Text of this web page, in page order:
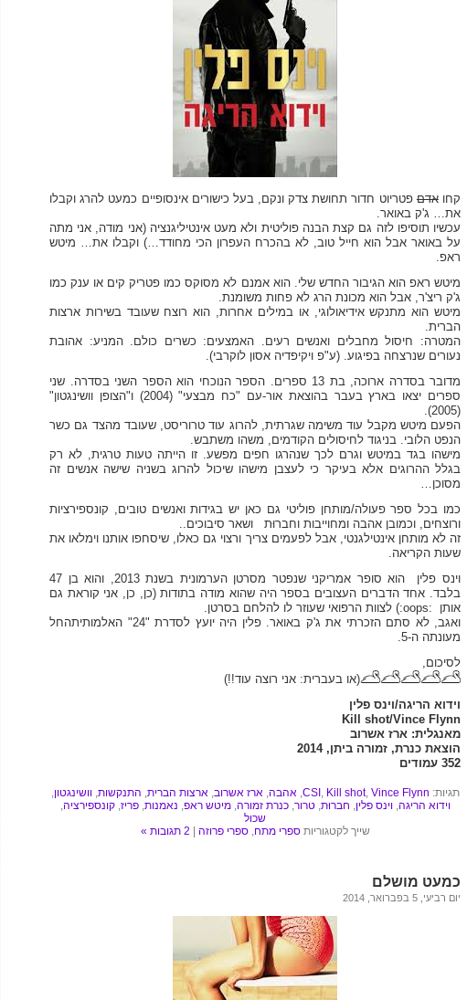
קחואדםפטריוט חדור תחושת צדק ונקם, בעל כישורים אינסופיים כמעט להרג וקבלו
את… ג'ק באואר.
עכשיו תוסיפו לזה גם קצת הבנה פוליטית ולא מעט אינטיליגנציה (אני מודה, אני מתה
על באואר אבל הוא חייל טוב, לא בהכרח העפרון הכי מחודד…) וקבלו את… מיטש
ראפ.
מיטש ראפ הוא הגיבור החדש שלי. הוא אמנם לא מסוקס כמו פטריק קים או ענק כמו
ג'ק ריצ'ר, אבל הוא מכונת הרג לא פחות משומנת.
מיטש הוא מתנקש אידיאולוגי, או במילים אחרות, הוא רוצח שעובד בשירות ארצות
הברית.
המטרה: חיסול מחבלים ואנשים רעים. האמצעים: כשרים כולם. המניע: אהובת
נעורים שנרצחה בפיגוע. (ע"פ ויקיפדיה אסון לוקרבי).
מדובר בסדרה ארוכה, בת 13 ספרים. הספר הנוכחי הוא הספר השני בסדרה. שני
ספרים יצאו בארץ בעבר בהוצאת אור-עם "כח מבצעי" (2004) ו"הצופן וושינגטון"
(2005).
הפעם מיטש מקבל עוד משימה שגרתית, להרוג עוד טרוריסט, שעובד מהצד גם כשר
הנפט הלובי. בניגוד לחיסולים הקודמים, משהו משתבש.
מישהו בגד במיטש וגרם לכך שנהרגו חפים מפשע. זו הייתה טעות טרגית, לא רק
בגלל ההרוגים אלא בעיקר כי לעצבן מישהו שיכול להרוג בשניה שישה אנשים זה
מסוכן…
כמו בכל ספר פעולה/מותחן פוליטי גם כאן יש בגידות ואנשים טובים, קונספירציות
ורוצחים, וכמובן אהבה ומחוייבות וחברוּת ושאר סיבוכים..
זה לא מותחן אינטילגנטי, אבל לפעמים צריך ורצוי גם כאלו, שיסחפו אותנו וימלאו את
שעות הקריאה.
וינס פלין הוא סופר אמריקני שנפטר מסרטן הערמונית בשנת 2013, והוא בן 47
בלבד. אחד הדברים העצובים בספר היה שהוא מודה בתודות (כן, כן, אני קוראת גם
אותן :oops:) לצוות הרפואי שעוזר לו להלחם בסרטן.
ואגב, לא סתם הזכרתי את ג'ק באואר. פלין היה יועץ לסדרת "24" האלמותיתהחל
מעונתה ה-5.
לסיכום,
(או בעברית: אני רוצה עוד!!)
וידוא הריגה/וינס פלין
Kill shot/Vince Flynn
מאנגלית: ארז אשרוב
הוצאת כנרת, זמורה ביתן, 2014
352 עמודים
תגיות: CSI , Kill shot, Vince Flynn
,אהבה,ארז אשרוב,ארצות הברית, התנקשות,וושינגטון,
וידוא הריגה,וינס פלין, חברוּת,טרור,כנרת זמורה,מיטש ראפ, נאמנות,פריז,קונספירציה,
שכול
שייך לקטגוריותספרי מתח,ספרי פרוזה 2 תגובות »
כמעט מושלם
יום רביעי, 5 בפברואר, 2014